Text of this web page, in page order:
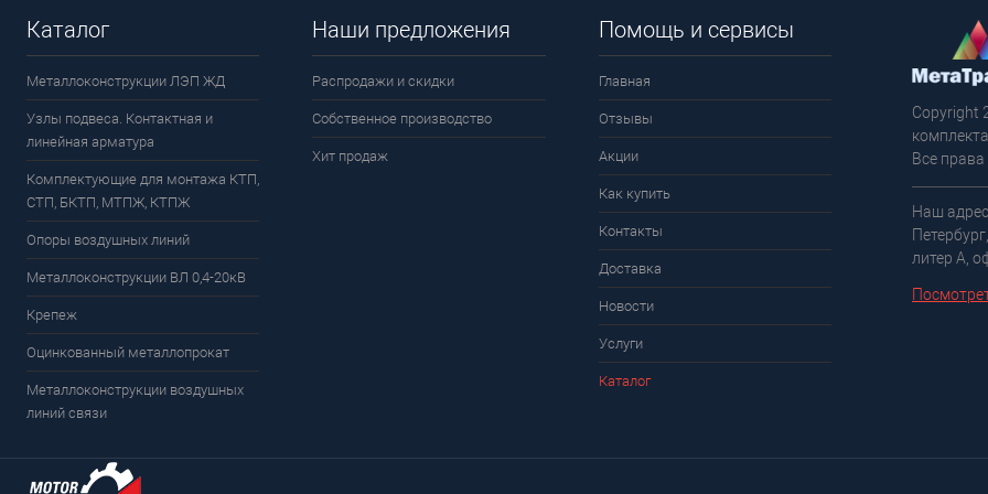
Каталог
Металлоконструкции ЛЭП ЖД
Узлы подвеса. Контактная и
линейная арматура
Комплектующие для монтажа КТП,
СТП, БКТП, МТПЖ, КТПЖ
Опоры воздушных линий
Металлоконструкции ВЛ 0,4-20кВ
Крепеж
Оцинкованный металлопрокат
Металлоконструкции воздушных
линий связи
Наши предложения
Распродажи и скидки
Собственное производство
Хит продаж
Помощь и сервисы
Главная
Отзывы
Акции
Как купить
Контакты
Доставка
Новости
Услуги
Каталог
Copyright
Все
Наш
литер А,